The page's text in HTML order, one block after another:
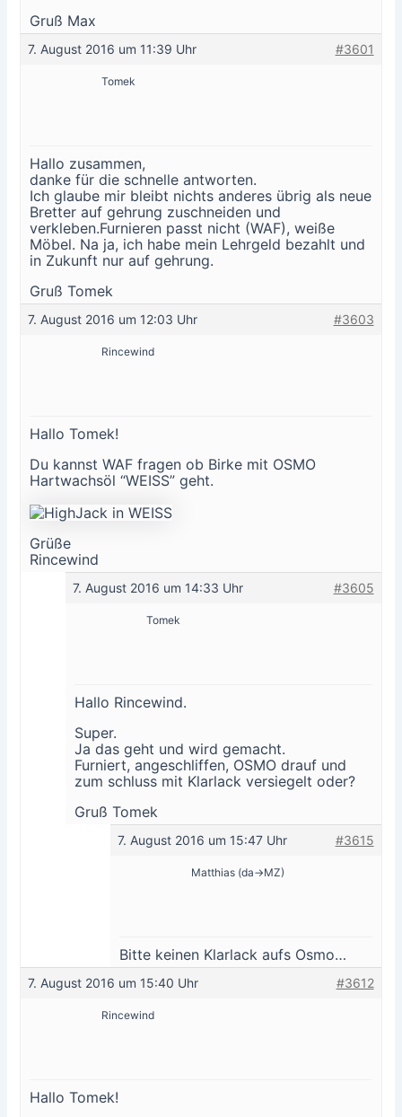
Gruß Max
7. August 2016 um 11:39 Uhr #3601
Tomek
Hallo zusammen,
danke für die schnelle antworten.
Ich glaube mir bleibt nichts anderes übrig als neue
Bretter auf gehrung zuschneiden und
verkleben.Furnieren passt nicht (WAF), weiße
Möbel. Na ja, ich habe mein Lehrgeld bezahlt und
in Zukunft nur auf gehrung.
Gruß Tomek
7. August 2016 um 12:03 Uhr #3603
Rincewind
Hallo Tomek!
Du kannst WAF fragen ob Birke mit OSMO
Hartwachsöl “WEISS” geht.
Grüße
Rincewind
7. August 2016 um 14:33 Uhr #3605
Tomek
Hallo Rincewind.
Super.
Ja das geht und wird gemacht.
Furniert, angeschliffen, OSMO drauf und
zum schluss mit Klarlack versiegelt oder?
Gruß Tomek
7. August 2016 um 15:47 Uhr #3615
Matthias (da->MZ)
Bitte keinen Klarlack aufs Osmo…
7. August 2016 um 15:40 Uhr #3612
Rincewind
Hallo Tomek!